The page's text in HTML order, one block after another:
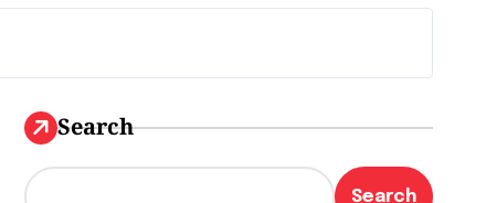
Search
Search